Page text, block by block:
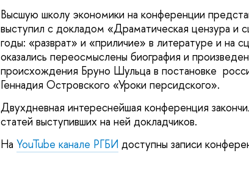
Высшую школу экономики на конференции
выступил с докладом «Драматическая цензура и
годы: «разврат» и «приличие» в литературе и на
оказались переосмыслены биография и
происхождения Бруно Шульца в постановке
Геннадия Островского «Уроки персидского».
Двухдневная интереснейшая конференция
статей выступивших на ней докладчиков.
На YouTube канале РГБИ доступны записи